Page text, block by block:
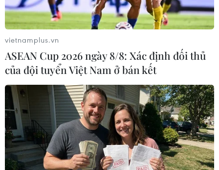
Các công ty năng lượng hàng đầu ghi nhận
mức lợi nhuận khổng lồ
09/02/2023 12:38
vietnamplus.vn
ASEAN Cup 2026 ngày 8/8: Xác định đối thủ
của đội tuyển Việt Nam ở bán kết